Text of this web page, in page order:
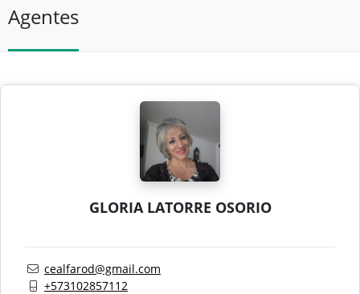
Agentes
GLORIA LATORRE OSORIO
cealfarod@gmail.com
+573102857112